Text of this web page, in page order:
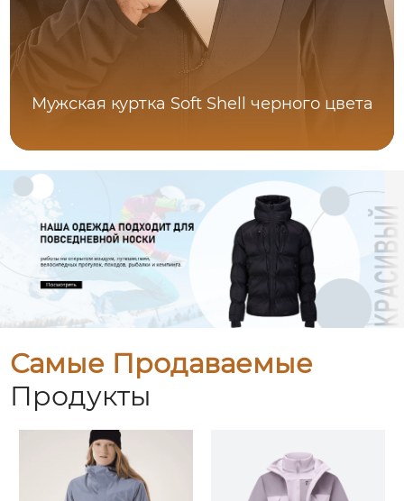
Мужская куртка Soft Shell черного цвета
Самые Продаваемые
Продукты